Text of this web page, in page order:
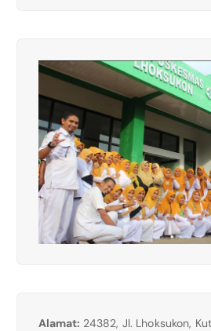
Alamat: 24382, Jl. Lhoksukon,